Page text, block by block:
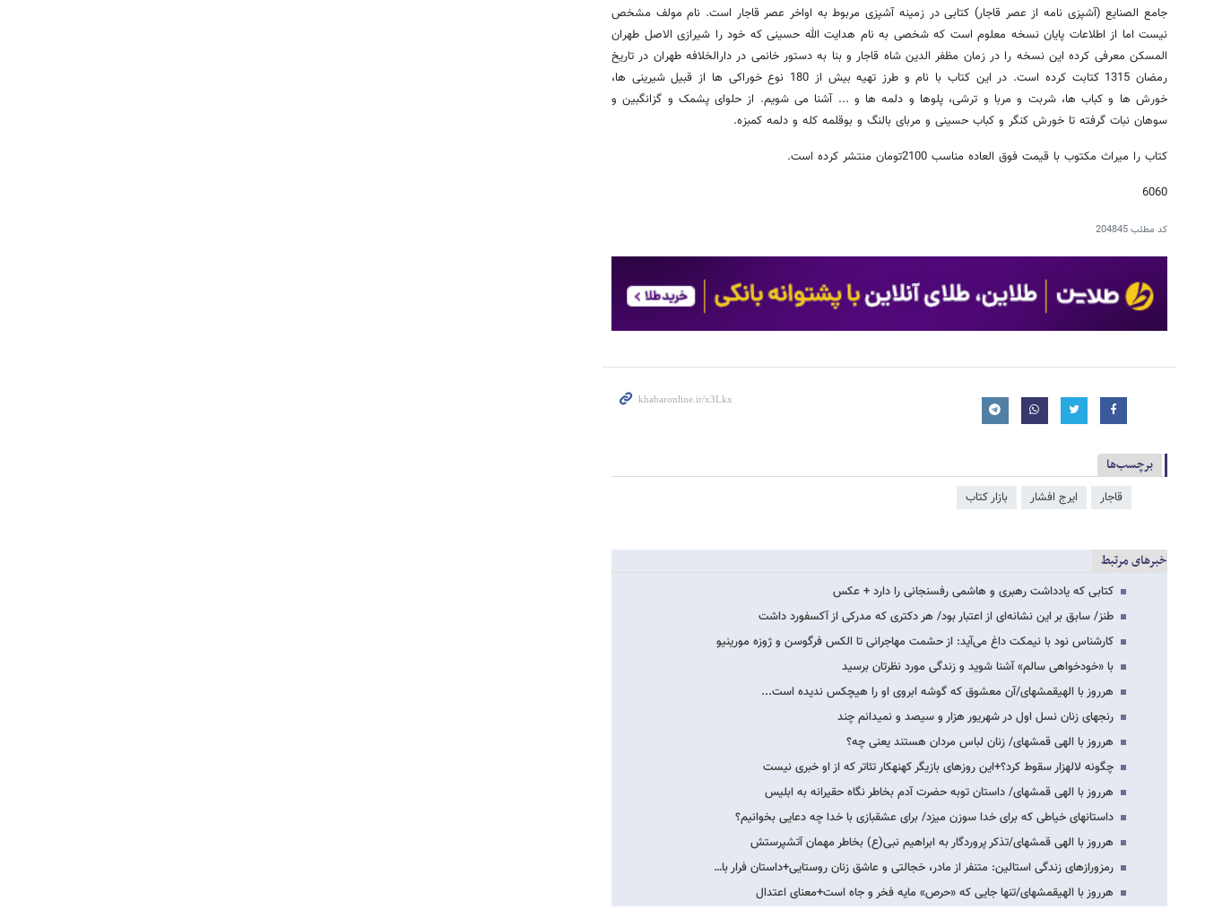
جامع الصنایع (آشپزی نامه از عصر قاجار) کتابی در زمینه آشپزی مربوط به اواخر عصر قاجار است. نام مولف مشخص
نیست اما از اطلاعات پایان نسخه معلوم است که شخصی به نام هدایت الله حسینی که خود را شیرازی الاصل طهران
المسکن معرفی کرده این نسخه را در زمان مظفر الدین شاه قاجار و بنا به دستور خانمی در دارالخلافه طهران در تاریخ
رمضان 1315 کتابت کرده است. در این کتاب با نام و طرز تهیه بیش از 180 نوع خوراکی ها از قبیل شیرینی ها،
خورش ها و کباب ها، شربت و مربا و ترشی، پلوها و دلمه ها و ... آشنا می شویم. از حلوای پشمک و گزانگبین و
سوهان نبات گرفته تا خورش کنگر و کباب حسینی و مربای بالنگ و بوقلمه کله و دلمه کمبزه.
کتاب را میراث مکتوب با قیمت فوق العاده مناسب 2100تومان منتشر کرده است.
6060
کد مطلب204845
برچسب‌ها
قاجار ایرج افشار بازار کتاب
خبرهای مرتبط
کتابی که یادداشت رهبری و هاشمی رفسنجانی را دارد + عکس
طنز/ سابق بر این نشانه‌ای از اعتبار بود/ هر دکتری که مدرکی از آکسفورد داشت
کارشناس نود با نیمکت داغ می‌آید: از حشمت مهاجرانی تا الکس فرگوسن و ژوزه مورینیو
با «خودخواهی سالم» آشنا شوید و زندگی مورد نظرتان برسید
هرروز با الهی​قمشه​ای/آن معشوق که گوشه ابروی او را هیچکس ندیده است...
رنج​های زنان نسل اول در شهریور هزار و سیصد و نمی​دانم چند
هرروز با الهی قمشه​ای/ زنان لباس مردان هستند یعنی چه؟
چگونه لاله​زار سقوط کرد؟+این روزهای بازیگر کهنه​کار تئاتر که از او خبری نیست
هرروز با الهی قمشه​ای/ داستان توبه حضرت آدم بخاطر نگاه حقیرانه به ابلیس
داستان​های خیاطی که برای خدا سوزن می​زد/ برای عشق​بازی با خدا چه دعایی بخوانیم؟
هرروز با الهی قمشه​ای/تذکر پروردگار به ابراهیم نبی(ع) بخاطر مهمان آتش​پرستش
رمزورازهای زندگی استالین: متنفر از مادر، خجالتی و عاشق زنان روستایی+داستان فرار با…
هرروز با الهی​قمشه​ای/تنها جایی که «حرص» مایه فخر و جاه است+معنای اعتدال